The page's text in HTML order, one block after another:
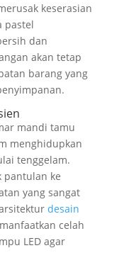
keserasian
pastel
dan
akan tetap
barang yang
mandi tamu
menghidupkan
tenggelam.
pantulan ke
yang sangat
desain
celah
LED agar